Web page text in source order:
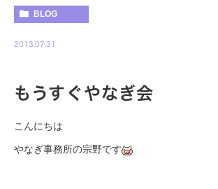
BLOG
2013.07.31
もうすぐやなぎ会
こんにちは
やなぎ事務所の宗野です